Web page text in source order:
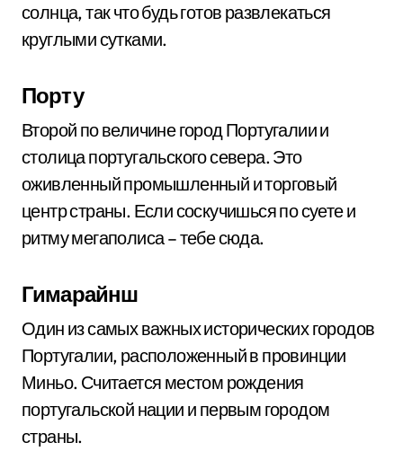
солнца, так что будь готов развлекаться
круглыми сутками.
Порту
Второй по величине город Португалии и
столица португальского севера. Это
оживленный промышленный и торговый
центр страны. Если соскучишься по суете и
ритму мегаполиса – тебе сюда.
Гимарайнш
Один из самых важных исторических городов
Португалии, расположенный в провинции
Миньо. Считается местом рождения
португальской нации и первым городом
страны.